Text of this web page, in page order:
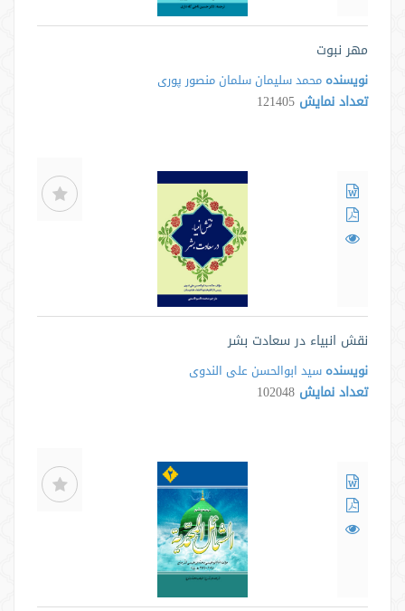
مهر نبوت
نویسنده محمد سليمان سلمان منصور پورى
تعداد نمایش 121405
نقش انبیاء در سعادت بشر
نویسنده سید ابوالحسن علی الندوی
تعداد نمایش 102048